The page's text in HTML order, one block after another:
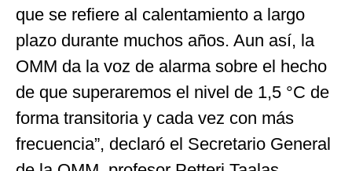
que se refiere al calentamiento a largo
plazo durante muchos años. Aun así, la
OMM da la voz de alarma sobre el hecho
de que superaremos el nivel de 1,5 °C de
forma transitoria y cada vez con más
frecuencia”, declaró el Secretario General